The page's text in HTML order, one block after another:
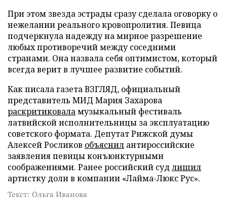
При этом звезда эстрады сразу сделала оговорку о
нежелании реального кровопролития. Певица
подчеркнула надежду на мирное разрешение
любых противоречий между соседними
странами. Она назвала себя оптимистом, который
всегда верит в лучшее развитие событий.
Как писала газета ВЗГЛЯД, официальный
представитель МИД Мария Захарова
раскритиковаламузыкальный фестиваль
латвийской исполнительницы за эксплуатацию
советского формата. Депутат Рижской думы
Алексей Росликов объяснил антироссийские
заявления певицы конъюнктурными
соображениями. Ранее российский суд лишил
артистку доли в компании «Лайма-Люкс Рус».
Текст: Ольга Иванова